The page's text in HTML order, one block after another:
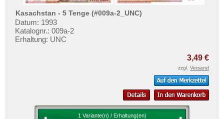
Kasachstan - 5 Tenge (#009a-2_UNC)
Datum: 1993
Katalognr.: 009a-2
Erhaltung: UNC
3,49 €
zzgl. Versand
1 Variante(n) / Erhaltung(en)